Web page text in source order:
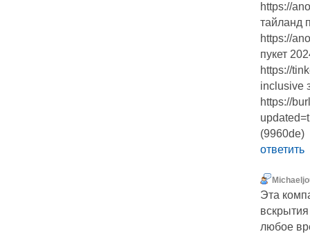
https://
тайланд
https://
пукет
https://
inclusive
https://
(9960de)
ответить
Эта
любое